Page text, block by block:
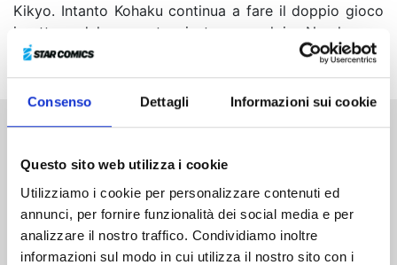
Consenso Dettagli Informazioni sui cookie
Questo sito web utilizza i cookie
Utilizziamo i cookie per personalizzare contenuti ed
annunci, per fornire funzionalità dei social media e per
analizzare il nostro traffico. Condividiamo inoltre
informazioni sul modo in cui utilizza il nostro sito con i
Kikyo. Intanto Kohaku continua a fare il doppio gioco
in attesa del momento giusto per colpire Naraku, ma
Kagura si accorge che qualcosa in lui è cambiato...
Altri volumi della serie